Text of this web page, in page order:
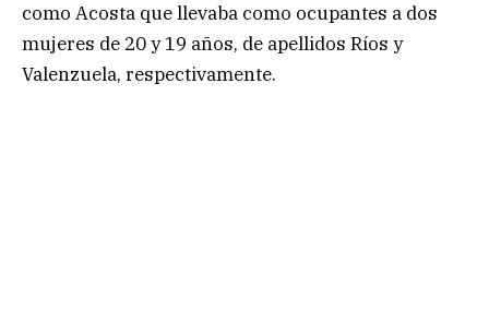
como Acosta que llevaba como ocupantes a dos
mujeres de 20 y 19 años, de apellidos Ríos y
Valenzuela, respectivamente.